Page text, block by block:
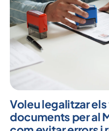
Voleu legalitzar
documents per al